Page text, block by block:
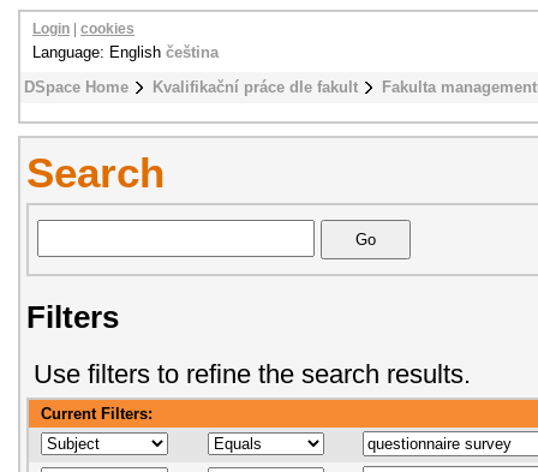
DSpace Home Kvalifikační práce dle fakult Fakulta
Login cookies
Language: English čeština
Search
Filters
Use filters to refine the search results.
Current Filters: